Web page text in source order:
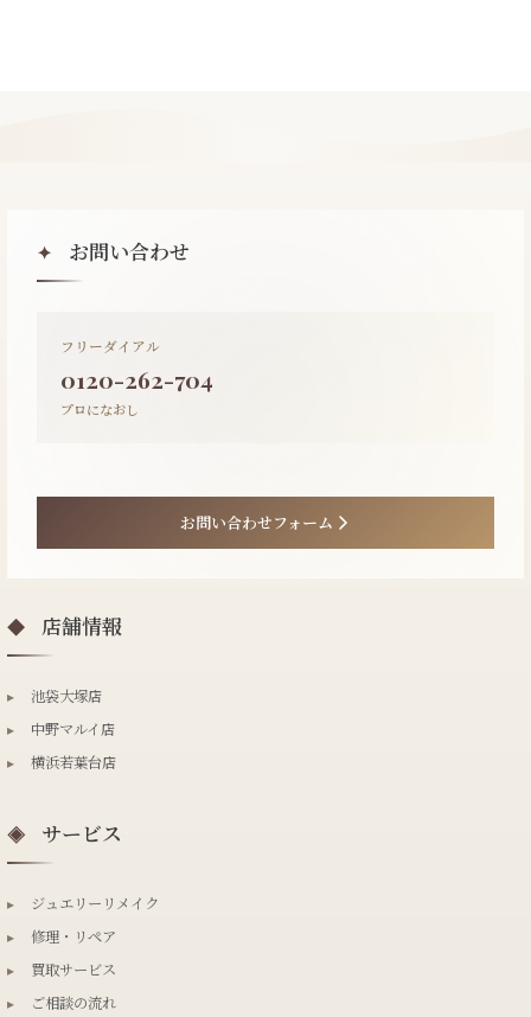
✦ お問い合わせ
フリーダイアル
0120-262-704
プロになおし
お問い合わせフォーム
◆ 店舗情報
▸
池袋大塚店
▸
中野マルイ店
▸
横浜若葉台店
◈ サービス
▸
ジュエリーリメイク
▸
修理・リペア
▸
買取サービス
▸
ご相談の流れ